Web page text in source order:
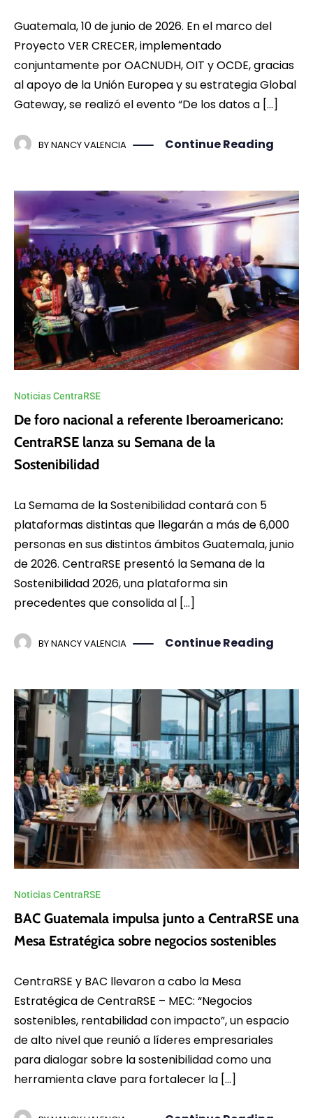
Guatemala, 10 de junio de 2026. En el marco del
Proyecto VER CRECER, implementado
conjuntamente por OACNUDH, OIT y OCDE, gracias
al apoyo de la Unión Europea y su estrategia Global
Gateway, se realizó el evento “De los datos a […]
BYNANCY VALENCIA Continue Reading
Noticias CentraRSE
De foro nacional a referente Iberoamericano:
CentraRSE lanza su Semana de la
Sostenibilidad
La Semama de la Sostenibilidad contará con 5
plataformas distintas que llegarán a más de 6,000
personas en sus distintos ámbitos Guatemala, junio
de 2026. CentraRSE presentó la Semana de la
Sostenibilidad 2026, una plataforma sin
precedentes que consolida al […]
BYNANCY VALENCIA Continue Reading
Noticias CentraRSE
BAC Guatemala impulsa junto a CentraRSE una
Mesa Estratégica sobre negocios sostenibles
CentraRSE y BAC llevaron a cabo la Mesa
Estratégica de CentraRSE – MEC: “Negocios
sostenibles, rentabilidad con impacto”, un espacio
de alto nivel que reunió a líderes empresariales
para dialogar sobre la sostenibilidad como una
herramienta clave para fortalecer la […]